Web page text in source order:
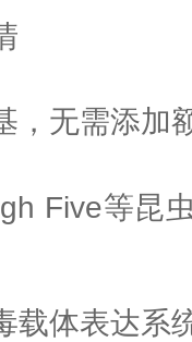
，无需添加
Five等昆
载体表达系